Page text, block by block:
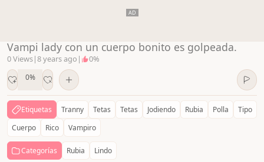
Vampi lady con un cuerpo bonito es golpeada.
0 Views|8 years ago | 0%
0%
Etiquetas Tranny Tetas Tetas Jodiendo Rubia Polla
Tipo
Cuerpo
Rico Vampiro
Categorías Rubia Lindo